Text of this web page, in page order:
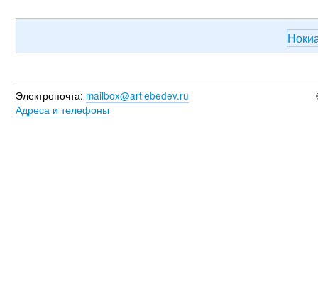
Электропочта: mailbox@artlebedev.ru
Адреса и телефоны